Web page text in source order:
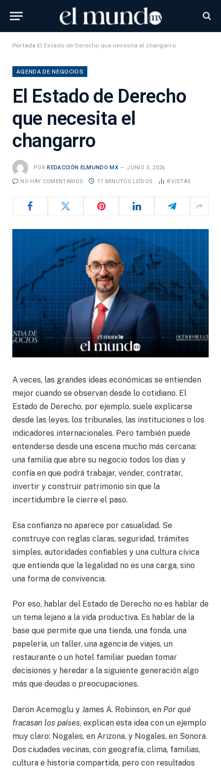
Portada El Estado de Derecho que necesita el changarro
AGENDA DE NEGOCIOS
El Estado de Derecho
que necesita el
changarro
POR REDACCIÓN ELMUNDO MX JUNIO 3, 2026
NO HAY COMENTARIOS 17 MINUTOS LEÍDOS 8VISTAS
A veces, las grandes ideas económicas se entienden
mejor cuando se observan desde lo cotidiano. El
Estado de Derecho, por ejemplo, suele explicarse
desde las leyes, los tribunales, las instituciones o los
indicadores internacionales. Pero también puede
entenderse desde una escena mucho más cercana:
una familia que abre su negocio todos los días y
confía en que podrá trabajar, vender, contratar,
invertir y construir patrimonio sin que la
incertidumbre le cierre el paso.
Esa confianza no aparece por casualidad. Se
construye con reglas claras, seguridad, trámites
simples, autoridades confiables y una cultura cívica
que entienda que la legalidad no es una carga, sino
una forma de convivencia.
Por eso, hablar del Estado de Derecho no es hablar de
un tema lejano a la vida productiva. Es hablar de la
base que permite que una tienda, una fonda, una
papelería, un taller, una agencia de viajes, un
restaurante o un hotel familiar puedan tomar
decisiones y heredar a la siguiente generación algo
más que deudas o preocupaciones.
Daron Acemoglu y James A. Robinson, en Por qué
fracasan los países, explican esta idea con un ejemplo
muy claro: Nogales, en Arizona, y Nogales, en Sonora.
Dos ciudades vecinas, con geografía, clima, familias,
cultura e historia compartida, pero con resultados